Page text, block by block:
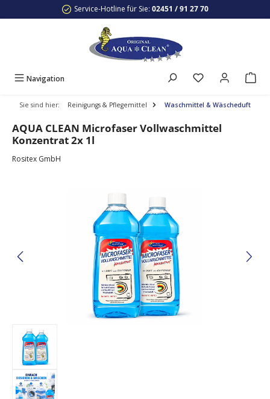
Zum Hauptinhalt springenService-Hotline für Sie: 02451 / 91 27 70
Navigation
Sie sind hier: Reinigungs & Pflegemittel Waschmittel & Wäscheduft
AQUA CLEAN Microfaser Vollwaschmittel
Konzentrat 2x 1l
Rositex GmbH